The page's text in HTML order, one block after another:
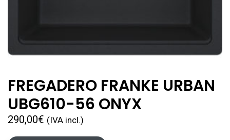
FREGADERO FRANKE URBAN
UBG610-56 ONYX
290,00€ (IVA incl.)